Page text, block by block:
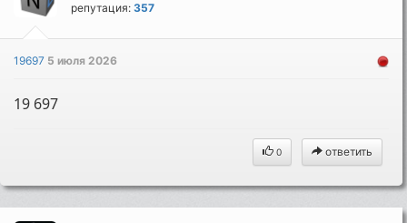
репутация:357
19697 5 июля 2026
19 697
0 ответить